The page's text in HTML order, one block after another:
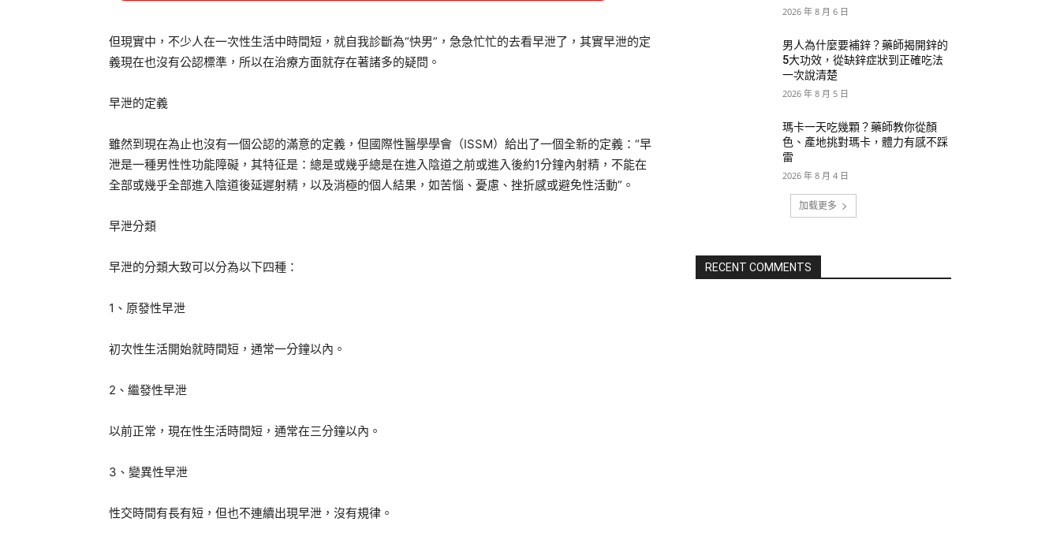
但現實中，不少人在一次性生活中時間短，就自我診斷為“快男”，急急忙忙的去看早泄了，其實早泄的定
義現在也沒有公認標準，所以在治療方面就存在著諸多的疑問。
早泄的定義
雖然到現在為止也沒有一個公認的滿意的定義，但國際性醫學學會（ISSM）給出了一個全新的定義：“早
泄是一種男性性功能障礙，其特征是：總是或幾乎總是在進入陰道之前或進入後約1分鐘內射精，不能在
全部或幾乎全部進入陰道後延遲射精，以及消極的個人結果，如苦惱、憂慮、挫折感或避免性活動”。
早泄分類
早泄的分類大致可以分為以下四種：
1、原發性早泄
初次性生活開始就時間短，通常一分鐘以內。
2、繼發性早泄
以前正常，現在性生活時間短，通常在三分鐘以內。
3、變異性早泄
性交時間有長有短，但也不連續出現早泄，沒有規律。
2026 年 8 月 6 日
男人為什麼要補鋅？藥師揭開鋅的
5大功效，從缺鋅症狀到正確吃法
一次說清楚
2026 年 8 月 5 日
瑪卡一天吃幾顆？藥師教你從顏
色、產地挑對瑪卡，體力有感不踩
雷
2026 年 8 月 4 日
加载更多
RECENT COMMENTS